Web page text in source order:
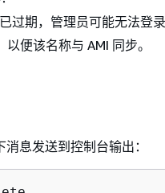
过期，管理员可能无法登
便该名称与 AMI 同步。
息发送到控制台输出：